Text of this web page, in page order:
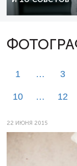
1 … 3
10 … 12
22 ИЮНЯ 2015